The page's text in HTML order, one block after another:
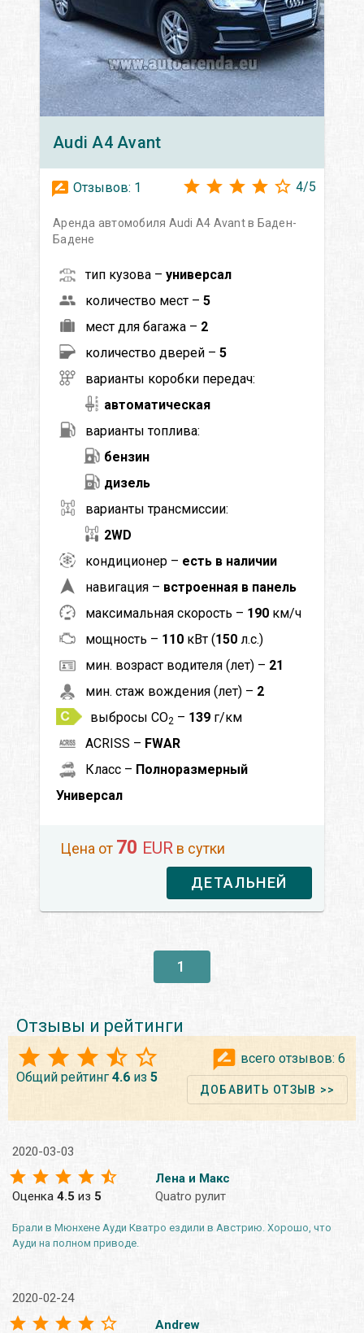
Audi A4 Avant
Отзывов: 1 4/5
Аренда автомобиля Audi A4 Avant в Баден-
Бадене
тип кузова – универсал
количество мест – 5
мест для багажа – 2
количество дверей – 5
варианты коробки передач:
автоматическая
варианты топлива:
бензин
дизель
варианты трансмиссии:
2WD
кондиционер – есть в наличии
навигация – встроенная в панель
максимальная скорость – 190 км/ч
мощность – 110 кВт (150 л.с.)
мин. возраст водителя (лет) – 21
мин. стаж вождения (лет) – 2
выбросы CO2 – 139 г/км
ACRISS – FWAR
Класс – Полноразмерный
Универсал
Цена от 70 EUR в сутки
ДЕТАЛЬНЕЙ
1
Отзывы и рейтинги
Общий рейтинг 4.6 из 5
всего отзывов: 6
ДОБАВИТЬ ОТЗЫВ >>
2020-03-03
Оценка 4.5 из 5
Лена и Макс
Quatro рулит
Брали в Мюнхене Ауди Кватро ездили в Австрию. Хорошо, что
Ауди на полном приводе.
2020-02-24
Andrew